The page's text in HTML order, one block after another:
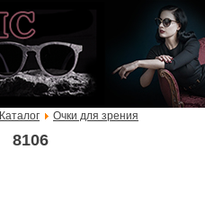
Каталог Очки для зрения
8106